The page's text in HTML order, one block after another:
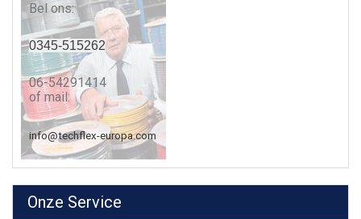
Bel ons:
0345-515262
06-54291414
of mail:
info@techflex-europa.com
Onze Service